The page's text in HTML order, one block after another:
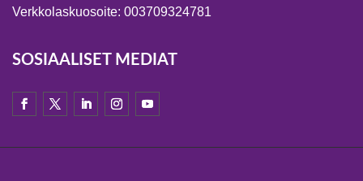
Verkkolaskuosoite: 003709324781
SOSIAALISET MEDIAT